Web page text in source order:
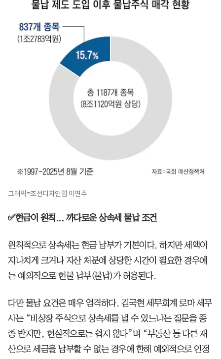
그래픽=조선디자인랩 이연주
✅현금이 원칙... 까다로운 상속세 물납 조건
원칙적으로 상속세는 현금 납부가 기본이다. 하지만 세액이
지나치게 크거나 자산 처분에 상당한 시간이 필요한 경우에
는 예외적으로 현물 납부(물납)가 허용된다.
다만 물납 요건은 매우 엄격하다. 김국현 세무회계 로마 세무
사는 “비상장 주식으로 상속세를 낼 수 있느냐는 질문을 종
종 받지만, 현실적으로는 쉽지 않다”며 “부동산 등 다른 재
산으로 세금을 납부할 수 없는 경우에 한해 예외적으로 인정